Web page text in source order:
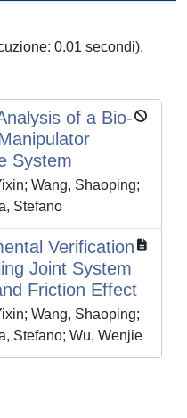
0.01 secondi).
of a Bio-
System
Wang, Shaoping;
Stefano
Verification
Joint System
Friction Effect
Wang, Shaoping;
Stefano; Wu, Wenjie